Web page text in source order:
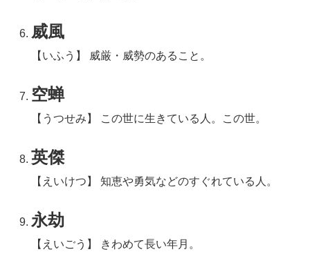
威風
【いふう】 威厳・威勢のあること。
空蝉
【うつせみ】 この世に生きている人。この世。
英傑
【えいけつ】 知恵や勇気などのすぐれている人。
永劫
【えいごう】 きわめて長い年月。